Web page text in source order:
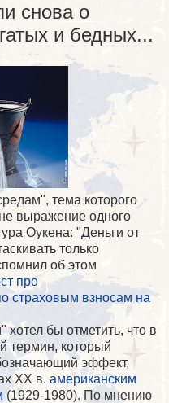
снова о
и бедных...
тема которого
выражение одного
Оукена: "Деньги от
только
об этом
про
страховым взносам на
хотел бы отметить, что в
термин, который
эффект,
XX в. американским
(1929-1980). По мнению